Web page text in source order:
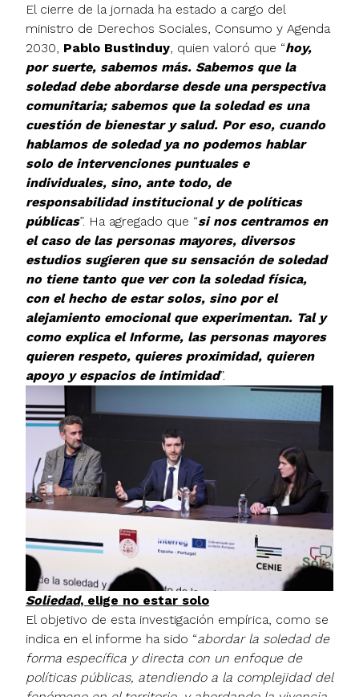
El cierre de la jornada ha estado a cargo del
ministro de Derechos Sociales, Consumo y Agenda
2030, Pablo Bustinduy , quien valoró que “hoy,
por suerte, sabemos más. Sabemos que la
soledad debe abordarse desde una perspectiva
comunitaria; sabemos que la soledad es una
cuestión de bienestar y salud. Por eso, cuando
hablamos de soledad ya no podemos hablar
solo de intervenciones puntuales e
individuales, sino, ante todo, de
responsabilidad institucional y de políticas
públicas”. Ha agregado que “si nos centramos en
el caso de las personas mayores, diversos
estudios sugieren que su sensación de soledad
no tiene tanto que ver con la soledad física,
con el hecho de estar solos, sino por el
alejamiento emocional que experimentan. Tal y
como explica el Informe, las personas mayores
quieren respeto, quieres proximidad, quieren
apoyo y espacios de intimidad”.
Soliedad, elige no estar solo
El objetivo de esta investigación empírica, como se
indica en el informe ha sido “abordar la soledad de
forma específica y directa con un enfoque de
políticas públicas, atendiendo a la complejidad del